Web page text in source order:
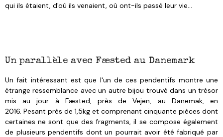
qui ils étaient, d'où ils venaient, où ont-ils passé leur vie...
Un parallèle avec Fæsted au Danemark
Un fait intéressant est que l'un de ces pendentifs montre une
étrange ressemblance avec un autre bijou trouvé dans un trésor
mis au jour à Fæsted, près de Vejen, au Danemak, en
2016. Pesant près de 1,5kg et comprenant cinquante pièces dont
certaines ne sont que des fragments, il se compose également
de plusieurs pendentifs dont un pourrait avoir été fabriqué par